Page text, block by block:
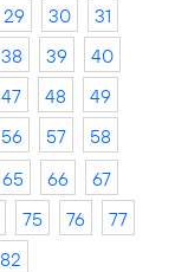
29 30
31
38 39
40
47 48
49
56 57
58
65 66
67
75 76
77
82